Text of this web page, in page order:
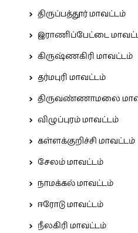
திருப்பத்தூர் மாவட்டம்
இராணிப்பேட்டை
கிருஷ்ணகிரி மாவட்டம்
தர்மபுரி மாவட்டம்
திருவண்ணாமலை
விழுப்புரம் மாவட்டம்
கள்ளக்குறிச்சி மாவட்டம்
சேலம் மாவட்டம்
நாமக்கல் மாவட்டம்
ஈரோடு மாவட்டம்
நீலகிரி மாவட்டம்